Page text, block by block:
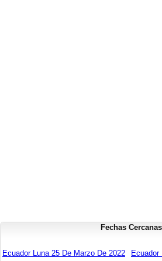
Fechas Cercanas
Ecuador Luna 25 De Marzo De 2022
Ecuador